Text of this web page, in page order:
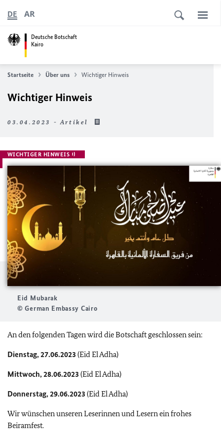
Deutsche Botschaft
Kairo
DE AR
Startseite Über uns Wichtiger Hinweis
Wichtiger Hinweis
03.04.2023 - Artikel
WICHTIGER HINWEIS
Eid Mubarak
© German Embassy Cairo
An den folgenden Tagen wird die Botschaft geschlossen sein:
Dienstag, 27.06.2023 (Eid El Adha)
Mittwoch, 28.06.2023 (Eid El Adha)
Donnerstag, 29.06.2023 (Eid El Adha)
Wir wünschen unseren Leserinnen und Lesern ein frohes
Beiramfest.